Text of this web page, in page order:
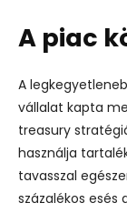
A piac
A
vállalat kapta
treasury
használja
tavasszal
százalékos esés